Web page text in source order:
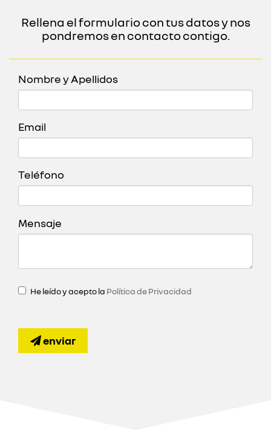
Rellena el formulario con tus datos y nos
pondremos en contacto contigo.
Nombre y Apellidos
Email
Teléfono
Mensaje
He leído y acepto la Política de Privacidad
enviar